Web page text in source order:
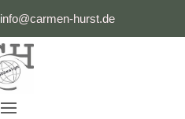
info@carmen-hurst.de